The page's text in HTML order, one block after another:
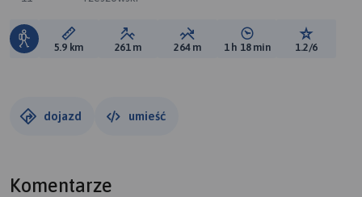
Długość trasy:
5.9 km Suma przewyższeń:
261 m Suma spadków:
264 m Średni czas potrzebny
1 h 18 min Ocena
1.2/6
dojazd umieść
Komentarze